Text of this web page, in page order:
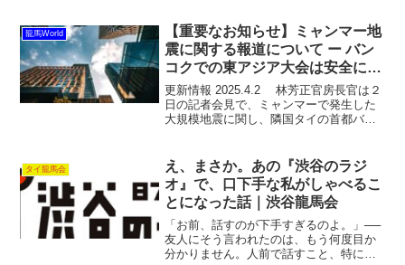
龍馬World
【重要なお知らせ】ミャンマー地
震に関する報道について ー バン
コクでの東アジア大会は安全に開
催されます
更新情報 2025.4.2 林芳正官房長官は２
日の記者会見で、ミャンマーで発生した
大規模地震に関し、隣国タイの首都バン
【在タイ日本大使館より】ミャンマーに
お...
タイ龍馬会
え、まさか。あの『渋谷のラジ
オ』で、口下手な私がしゃべるこ
とになった話｜渋谷龍馬会
「お前、話すのが下手すぎるのよ。」──
友人にそう言われたのは、もう何度目か
分かりません。人前で話すこと、特に自